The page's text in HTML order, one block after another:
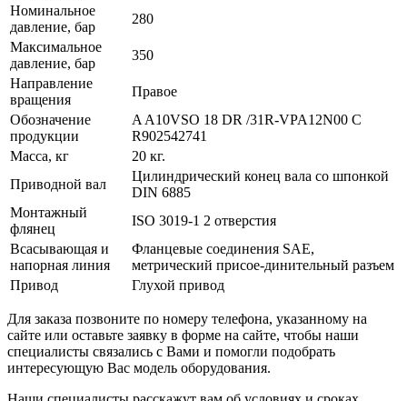
Номинальное
давление, бар
280
Максимальное
давление, бар
350
Направление
вращения
Правое
Обозначение
продукции
A A10VSO 18 DR /31R-VPA12N00 C
R902542741
Масса, кг
20 кг.
Приводной вал
Цилиндрический конец вала со шпонкой
DIN 6885
Монтажный
флянец
ISO 3019-1 2 отверстия
Всасывающая и
напорная линия
Фланцевые соединения SAE,
метрический присое-динительный разъем
Привод
Глухой привод
Для заказа позвоните по номеру телефона, указанному на
сайте или оставьте заявку в форме на сайте, чтобы наши
специалисты связались с Вами и помогли подобрать
интересующую Вас модель оборудования.